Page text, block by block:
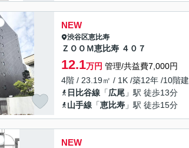
NEW
渋谷区恵比寿
ＺＯＯＭ恵比寿 ４０７
12.1万円 管理/共益費7,000円
4階 / 23.19㎡ / 1K /築12年 /10階建
日比谷線 「広尾 」駅 徒歩13分
山手線 「恵比寿 」駅 徒歩15分
NEW